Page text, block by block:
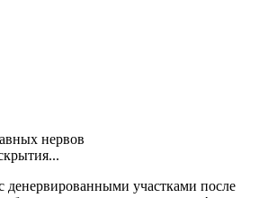
нервов
денервированными участками после